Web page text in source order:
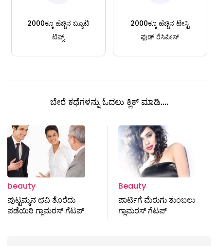
2000ಕ್ಕೂ ಹೆಚ್ಚಿನ ಬ್ಯೂಟಿ
ಟಿಪ್ಸ್
2000ಕ್ಕೂ ಹೆಚ್ಚಿನ ಟೇಸ್ಟಿ
ಫುಡ್ ರೆಸಿಪೀಸ್
ಬೇರೆ ಕಥೆಗಳನ್ನು ಓದಲು ಕ್ಲಿಕ್ ಮಾಡಿ....
beauty
ಪುಟ್ಟಮ್ಮನ ಛವಿ ತೊರೆದು
ಪಡೆಯಿರಿ ಗ್ಲಾಮರಸ್ ಗೆಟಪ್
Beauty
ಪಾರ್ಟಿಗೆ ಮೆರುಗು ತುಂಬಲು
ಗ್ಲಾಮರಸ್‌ ಗೆಟಪ್‌